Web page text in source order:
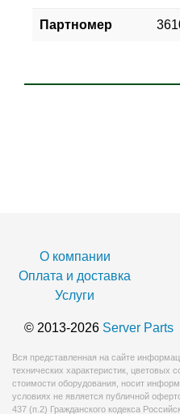
Партномер
О компании
Оплата и доставка
Услуги
© 2013-2026 Server Parts
Вся представленная на сайте
технических характеристик, цветовых
стоимости оборудования, носит
условиях не является публичной
437 (п.2) Гражданского кодекса